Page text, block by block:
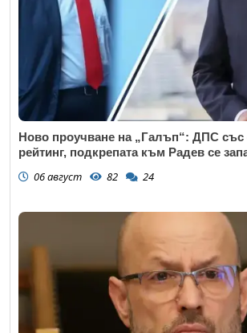
Коментар*
Ново проучване на „Галъп“: ДПС със
рейтинг, подкрепата към Радев се
06 август 82 24